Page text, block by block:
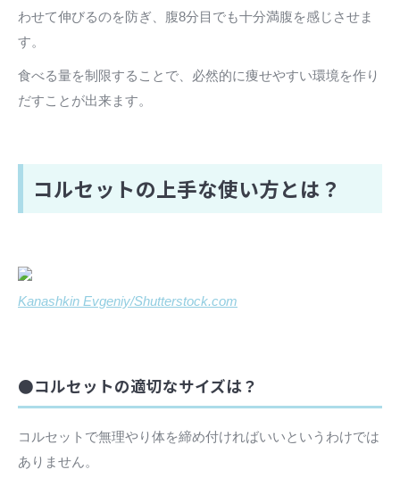
わせて伸びるのを防ぎ、腹8分目でも十分満腹を感じさせま
す。
食べる量を制限することで、必然的に痩せやすい環境を作り
だすことが出来ます。
コルセットの上手な使い方とは？
Kanashkin Evgeniy/Shutterstock.com
●コルセットの適切なサイズは？
コルセットで無理やり体を締め付ければいいというわけでは
ありません。